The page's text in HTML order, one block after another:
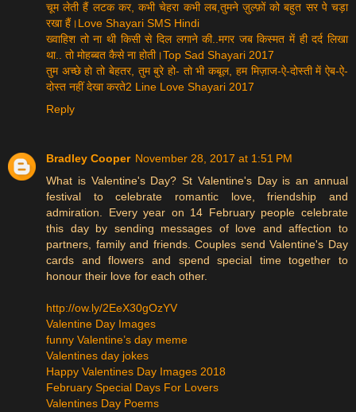
चूम लेती हैं लटक कर, कभी चेहरा कभी लब,तुमने ज़ुल्फ़ों को बहुत सर पे चड़ा
रखा हैं।Love Shayari SMS Hindi
ख्वाहिश तो ना थी किसी से दिल लगाने की..मगर जब किस्मत में ही दर्द लिखा
था.. तो मोहब्बत कैसे ना होती।Top Sad Shayari 2017
तुम अच्छे हो तो बेहतर, तुम बुरे हो- तो भी कबूल, हम मिज़ाज-ऐ-दोस्ती में ऐब-ऐ-
दोस्त नहीं देखा करते2 Line Love Shayari 2017
Reply
Bradley Cooper November 28, 2017 at 1:51 PM
What is Valentine's Day? St Valentine's Day is an annual
festival to celebrate romantic love, friendship and
admiration. Every year on 14 February people celebrate
this day by sending messages of love and affection to
partners, family and friends. Couples send Valentine's Day
cards and flowers and spend special time together to
honour their love for each other.
http://ow.ly/2EeX30gOzYV
Valentine Day Images
funny Valentine’s day meme
Valentines day jokes
Happy Valentines Day Images 2018
February Special Days For Lovers
Valentines Day Poems